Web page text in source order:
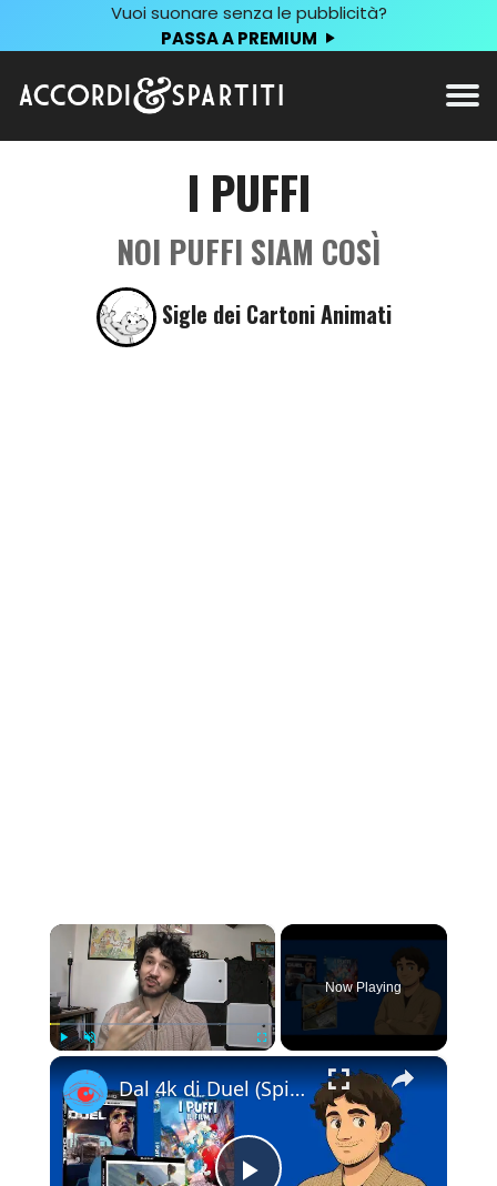
Vuoi suonare senza le pubblicità?
PASSA A PREMIUM
I PUFFI
NOI PUFFI SIAM COSÌ
Sigle dei Cartoni Animati
×
Now Playing
×
Dal 4k di Duel (Spielberg) al Blu-ray di The final reckoning - Unboxing Plaion Pictures ottobre 2025